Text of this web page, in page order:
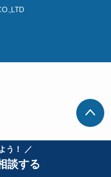
う！ ／
談する